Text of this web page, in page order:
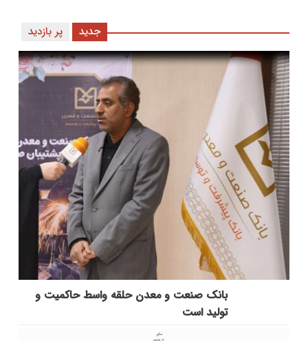
پر بازدید جدید
بانك صنعت و معدن حلقه واسط حاكمیت و
تولید است